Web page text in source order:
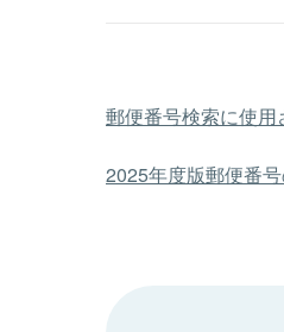
郵便番号検索に使
2025年度版郵便番